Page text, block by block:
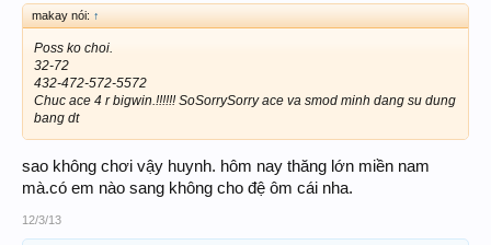
makay nói: ↑
Poss ko choi.
32-72
432-472-572-5572
Chuc ace 4 r bigwin.!!!!!! SoSorrySorry ace va smod minh dang su dung
bang dt
sao không chơi vậy huynh. hôm nay thăng lớn miền nam
mà.có em nào sang không cho đệ ôm cái nha.
12/3/13